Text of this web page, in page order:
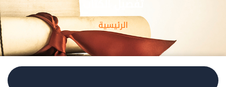
الرئيسية